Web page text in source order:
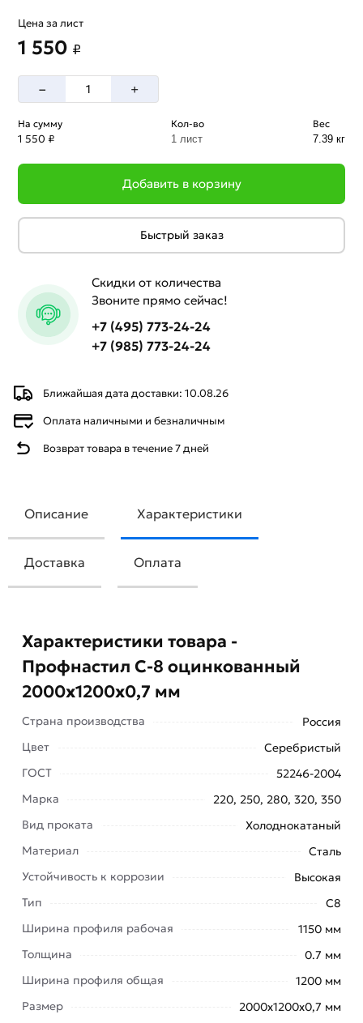
Ближайшая дата доставки: 10.08.26
Оплата наличными и безналичным
Возврат товара в течение 7 дней
Цена за лист
1 550 ₽
– +
На сумму
1 550 ₽
Кол-во
1 лист
Вес
7.39 кг
Добавить в корзину
Быстрый заказ
Скидки от количества
Звоните прямо сейчас!
+7 (495) 773-24-24
+7 (985) 773-24-24
Описание Характеристики
Доставка Оплата
Профнастил С-8 оцинкованный 2000х1200х0,7
многофункциональный строительный материал.
Использование:
кровли;
облицовка
стен
Характеристики товара -
Профнастил С-8 оцинкованный
2000х1200х0,7 мм
Страна производства
Россия
Цвет
Серебристый
ГОСТ
52246-2004
Марка
220, 250, 280, 320, 350
Вид проката
Холоднокатаный
Материал
Сталь
Устойчивость к коррозии
Высокая
Тип
С8
Ширина профиля рабочая
1150 мм
Толщина
0.7 мм
Ширина профиля общая
1200 мм
Размер
2000х1200х0,7 мм